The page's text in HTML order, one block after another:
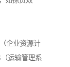
企业资源计
运输管理系